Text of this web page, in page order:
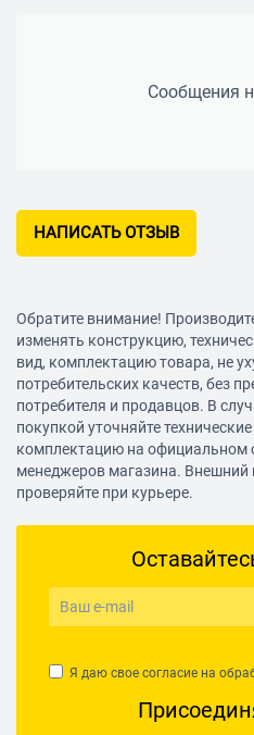
Сообщения
НАПИСАТЬ ОТЗЫВ
Обратите внимание!
изменять конструкцию,
вид, комплектацию товара, не
потребительских качеств, без
потребителя и продавцов. В
покупкой уточняйте
комплектацию на официальном
менеджеров магазина.
проверяйте при курьере.
Я даю свое согласие на